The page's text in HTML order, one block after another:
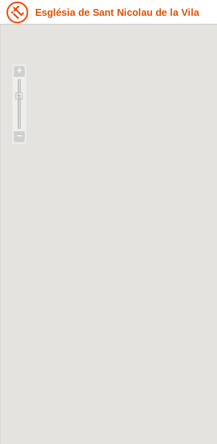
Església de Sant Nicolau de la Vila
+
−